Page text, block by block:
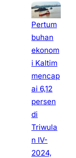
Pertum
buhan
ekonom
i Kaltim
mencap
ai 6,12
persen
di
Triwula
n IV-
2024,